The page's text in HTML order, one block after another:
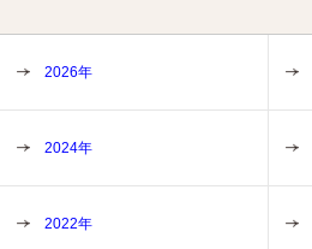
2026年
2024年
2022年